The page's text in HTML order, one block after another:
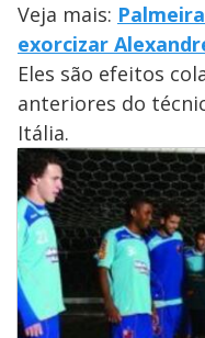
Veja mais:
exorcizar
Eles são efeitos
anteriores do
Itália.